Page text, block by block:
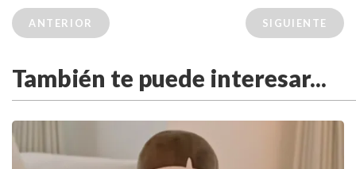
ANTERIOR SIGUIENTE
También te puede interesar...